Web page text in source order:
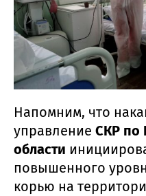
Напомним, что
управление СКР по
области
повышенного
корью на